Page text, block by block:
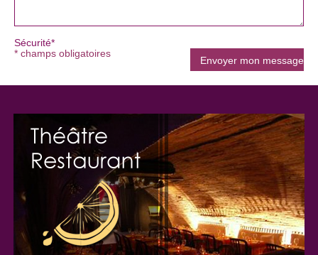
Sécurité*
* champs obligatoires